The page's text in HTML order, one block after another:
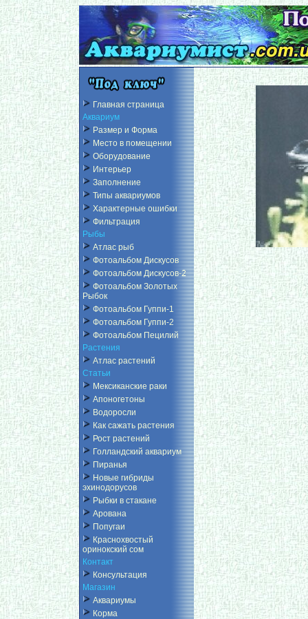
Главная страница
Аквариум
Размер и Форма
Место в помещении
Оборудование
Интерьер
Заполнение
Типы аквариумов
Характерные ошибки
Фильтрация
Рыбы
Атлас рыб
Фотоальбом Дискусов
Фотоальбом Дискусов-2
Фотоальбом Золотых
Рыбок
Фотоальбом Гуппи-1
Фотоальбом Гуппи-2
Фотоальбом Пецилий
Растения
Атлас растений
Статьи
Мексиканские раки
Апоногетоны
Водоросли
Как сажать растения
Рост растений
Голландский аквариум
Пиранья
Новые гибриды
эхинодорусов
Рыбки в стакане
Арована
Попугаи
Краснохвостый
оринокский сом
Контакт
Консультация
Магазин
Аквариумы
Корма